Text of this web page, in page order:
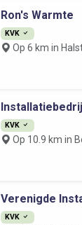
Ron's Warmte
KVK
Op 6 km in
KVK
Op 10.9 km in
Verenigde
KVK